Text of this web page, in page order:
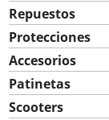
Repuestos
Protecciones
Accesorios
Patinetas
Scooters